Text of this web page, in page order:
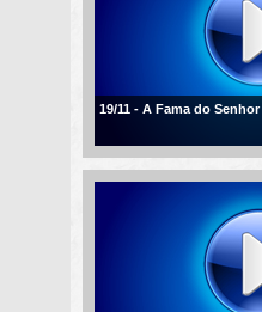
19/11 - A Fama do Senhor